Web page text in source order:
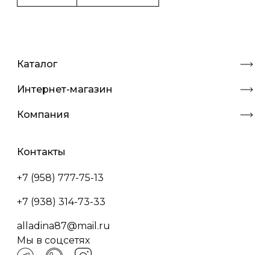
Каталог
Интернет-магазин
Компания
Контакты
+7 (958) 777-75-13
+7 (938) 314-73-33
alladina87@mail.ru
Мы в соцсетях